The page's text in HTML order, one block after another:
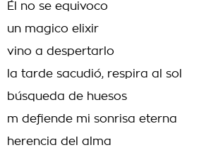
Él no se equivoco
un magico elixir
vino a despertarlo
la tarde sacudió, respira al sol
búsqueda de huesos
m defiende mi sonrisa eterna
herencia del alma